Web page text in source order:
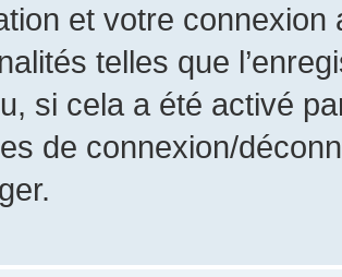
et votre
telles que
si cela a été activé
de connexion/